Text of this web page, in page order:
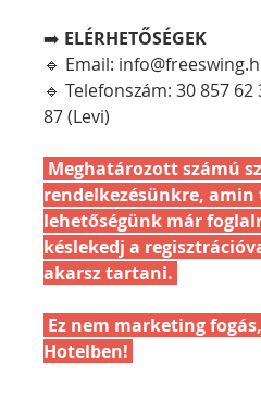
➡️ ELÉRHETŐSÉGEK
🔹 Email:
🔹 Telefonszám: 30 857
87 (Levi)
rendelkezésünkre,
lehetőségünk már
késlekedj a
akarsz tartani.
Hotelben!